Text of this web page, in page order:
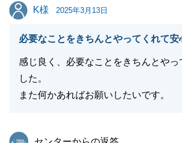
K様
K様 2025年3月13日
必要なことをきちんとやってくれて安
感じ良く、必要なことをきちんとや
した。
また何かあればお願いしたいです。
東急リバブル